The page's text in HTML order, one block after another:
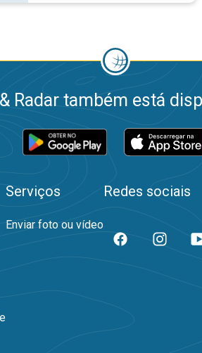
Radar também está
Serviços
Enviar foto ou vídeo
Redes sociais